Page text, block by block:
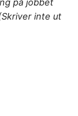
på jobbet
inte ut